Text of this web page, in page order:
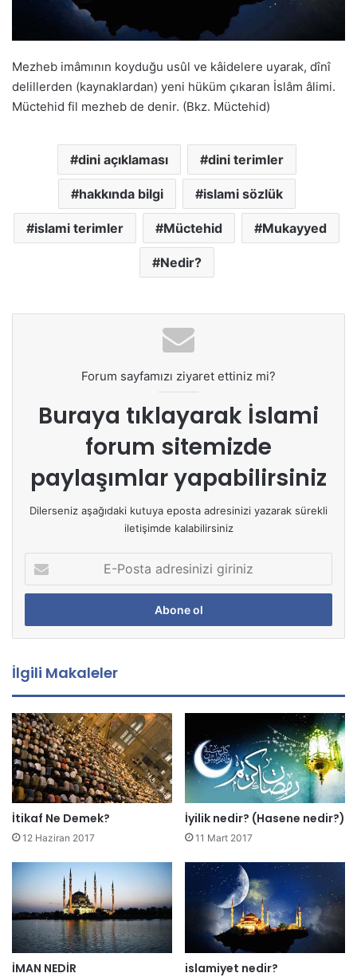
Mezheb imâmının koyduğu usûl ve kâidelere uyarak, dînî
delillerden (kaynaklardan) yeni hüküm çıkaran İslâm âlimi.
Müctehid fil mezheb de denir. (Bkz. Müctehid)
dini açıklaması dini terimler
hakkında bilgi islami sözlük
islami terimler Müctehid Mukayyed
Nedir?
Forum sayfamızı ziyaret ettiniz mi?
Buraya tıklayarak İslami
forum sitemizde
paylaşımlar yapabilirsiniz
Dilerseniz aşağıdaki kutuya eposta adresinizi yazarak sürekli
iletişimde kalabilirsiniz
P
s
a
d
r
e
s
i
n
i
z
g
i
i
n
İlgili Makaleler
İtikaf Ne Demek?
12 Haziran 2017
İyilik nedir? (Hasene nedir?)
11 Mart 2017
İMAN NEDİR islamiyet nedir?